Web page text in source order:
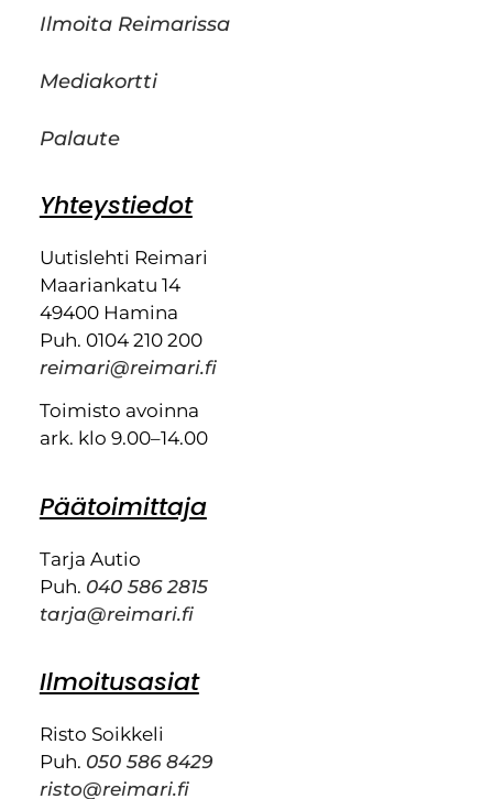
Ilmoita Reimarissa
Mediakortti
Palaute
Yhteystiedot
Uutislehti Reimari
Maariankatu 14
49400 Hamina
Puh. 0104 210 200
reimari@reimari.fi
Toimisto avoinna
ark. klo 9.00–14.00
Päätoimittaja
Tarja Autio
Puh. 040 586 2815
tarja@reimari.fi
Ilmoitusasiat
Risto Soikkeli
Puh. 050 586 8429
risto@reimari.fi